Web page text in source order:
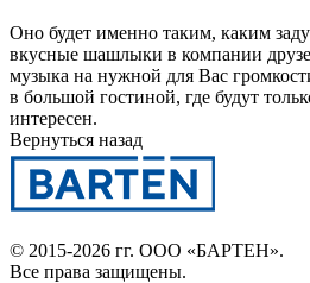
Оно будет именно таким, каким
вкусные шашлыки в компании
музыка на нужной для Вас
в большой гостиной, где будут
интересен.
Вернуться назад
© 2015-2026 гг. ООО «БАРТЕН».
Все права защищены.